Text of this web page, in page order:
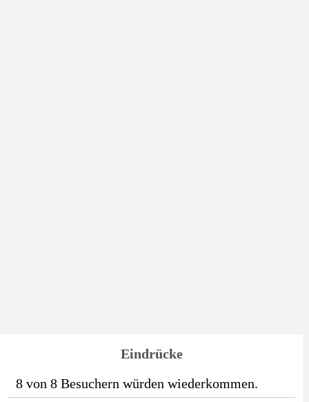
Eindrücke
8 von 8 Besuchern würden wiederkommen.